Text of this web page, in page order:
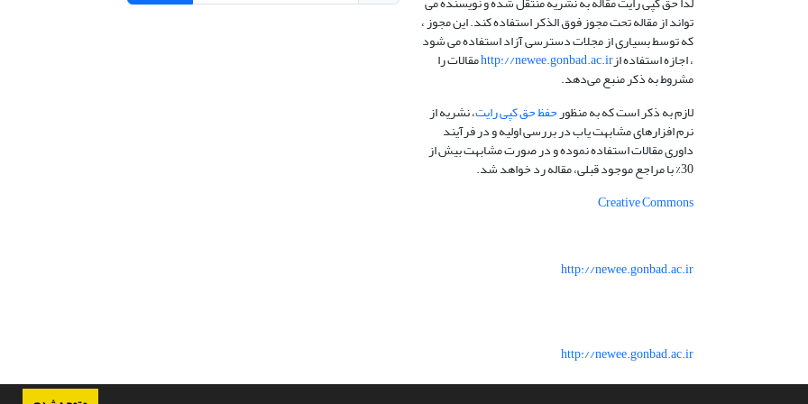
تواند از مقاله تحت مجوز فوق الذکر استفاده کند. این مجوز ،
که توسط بسیاری از مجلات دسترسی آزاد استفاده می شود
، اجازه استفاده ازhttp://newee.gonbad.ac.irمقالات را
مشروط به ذکر منبع می‌دهد.
لازم به ذکر است که به منظورحفظ حق کپی رایت، نشریه از
نرم افزارهای مشابهت یاب در بررسی اولیه و در فرآیند
داوری مقالات استفاده نموده و در صورت مشابهت بیش از
30% با مراجع موجود قبلی، مقاله رد خواهد شد.
Creative Commons
http://newee.gonbad.ac.ir
http://newee.gonbad.ac.ir